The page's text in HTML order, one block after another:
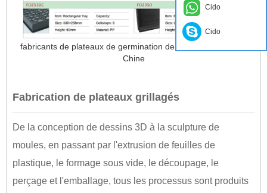
fabricants de plateaux de germination de germes de soja en
Chine
Fabrication de plateaux grillagés
De la conception de dessins 3D à la sculpture de
moules, en passant par l'extrusion de feuilles de
plastique, le formage sous vide, le découpage, le
perçage et l'emballage, tous les processus sont produits
Cido
Cido